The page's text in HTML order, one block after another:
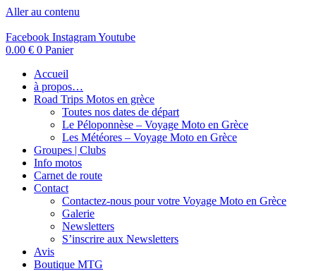
Aller au contenu
Facebook InstagramYoutube
0.00 € 0 Panier
Accueil
à propos…
Road Trips Motos en grèce
Toutes nos dates de départ
Le Péloponnèse – Voyage Moto en Grèce
Les Météores – Voyage Moto en Grèce
Groupes | Clubs
Info motos
Carnet de route
Contact
Contactez-nous pour votre Voyage Moto en Grèce
Galerie
Newsletters
S’inscrire aux Newsletters
Avis
Boutique MTG